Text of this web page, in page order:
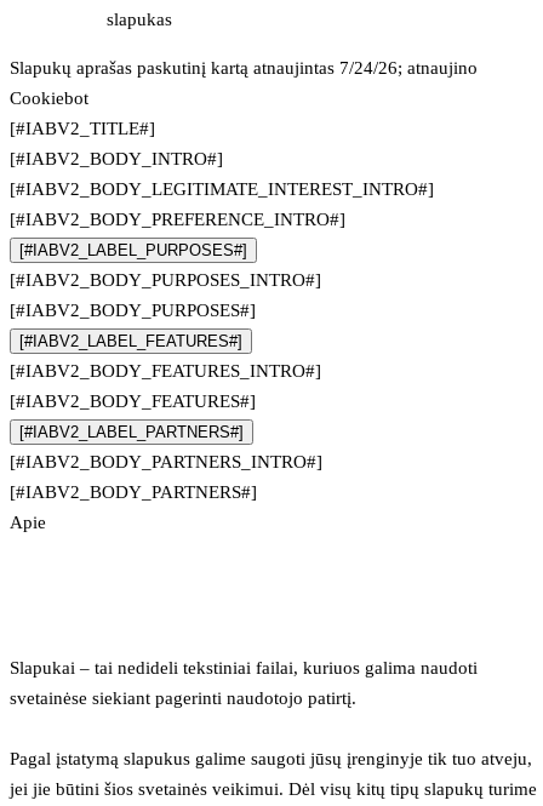
slapukas
Slapukų aprašas paskutinį kartą atnaujintas 7/24/26; atnaujino
Cookiebot
[#IABV2_TITLE#]
[#IABV2_BODY_INTRO#]
[#IABV2_BODY_LEGITIMATE_INTEREST_INTRO#]
[#IABV2_BODY_PREFERENCE_INTRO#]
[#IABV2_LABEL_PURPOSES#]
[#IABV2_BODY_PURPOSES_INTRO#]
[#IABV2_BODY_PURPOSES#]
[#IABV2_LABEL_FEATURES#]
[#IABV2_BODY_FEATURES_INTRO#]
[#IABV2_BODY_FEATURES#]
[#IABV2_LABEL_PARTNERS#]
[#IABV2_BODY_PARTNERS_INTRO#]
[#IABV2_BODY_PARTNERS#]
Apie
Slapukai – tai nedideli tekstiniai failai, kuriuos galima naudoti
svetainėse siekiant pagerinti naudotojo patirtį.
Pagal įstatymą slapukus galime saugoti jūsų įrenginyje tik tuo atveju,
jei jie būtini šios svetainės veikimui. Dėl visų kitų tipų slapukų turime